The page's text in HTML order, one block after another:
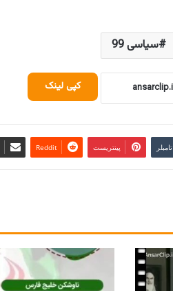
سیاسی 99
کپی لینک
تامبلر پینتریست Reddit